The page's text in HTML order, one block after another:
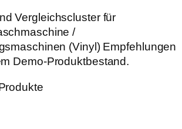
Vergleichscluster für
/
(Vinyl) Empfehlungen
Demo-Produktbestand.